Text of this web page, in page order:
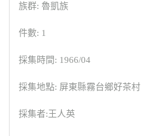
族群: 魯凱族
件數: 1
採集時間: 1966/04
採集地點: 屏東縣霧台鄉好茶村
採集者:王人英